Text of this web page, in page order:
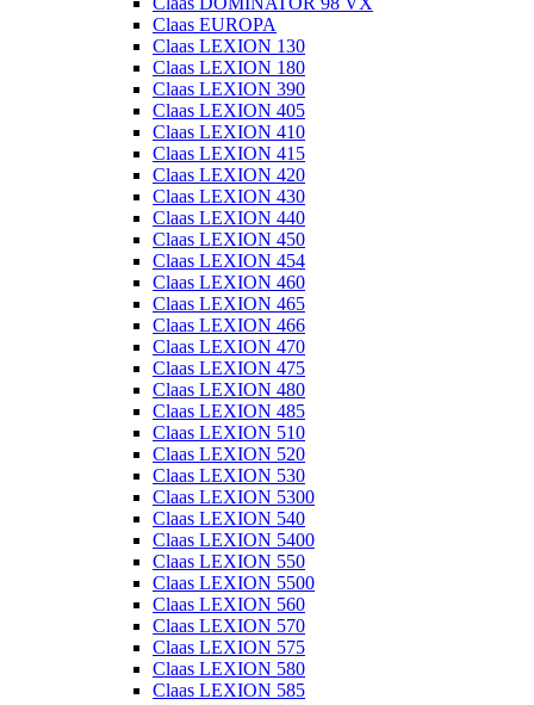
Claas EUROPA
Claas LEXION 130
Claas LEXION 180
Claas LEXION 390
Claas LEXION 405
Claas LEXION 410
Claas LEXION 415
Claas LEXION 420
Claas LEXION 430
Claas LEXION 440
Claas LEXION 450
Claas LEXION 454
Claas LEXION 460
Claas LEXION 465
Claas LEXION 466
Claas LEXION 470
Claas LEXION 475
Claas LEXION 480
Claas LEXION 485
Claas LEXION 510
Claas LEXION 520
Claas LEXION 530
Claas LEXION 5300
Claas LEXION 540
Claas LEXION 5400
Claas LEXION 550
Claas LEXION 5500
Claas LEXION 560
Claas LEXION 570
Claas LEXION 575
Claas LEXION 580
Claas LEXION 585